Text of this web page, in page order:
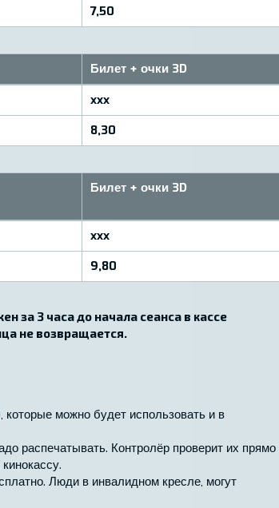
7,50
Билет + очки 3D
xxx
8,30
Билет + очки 3D
xxx
9,80
за 3 часа до начала сеанса в кассе
не возвращается.
которые можно будет использовать и в
распечатывать. Контролёр проверит их прямо
Люди в инвалидном кресле, могут